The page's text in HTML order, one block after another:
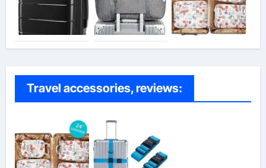
Travel accessories, reviews: